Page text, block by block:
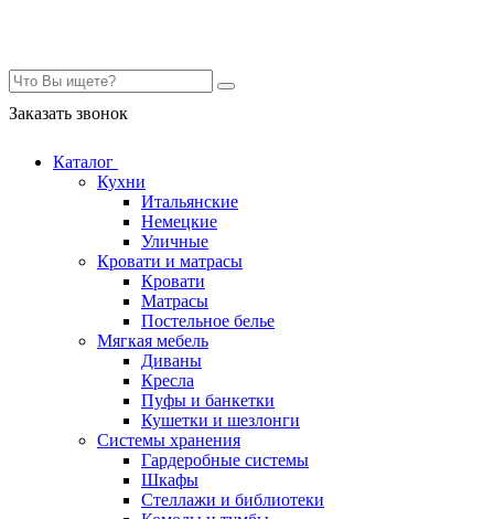
Заказать звонок
Каталог
Кухни
Итальянские
Немецкие
Уличные
Кровати и матрасы
Кровати
Матрасы
Постельное белье
Мягкая мебель
Диваны
Кресла
Пуфы и банкетки
Кушетки и шезлонги
Системы хранения
Гардеробные системы
Шкафы
Стеллажи и библиотеки